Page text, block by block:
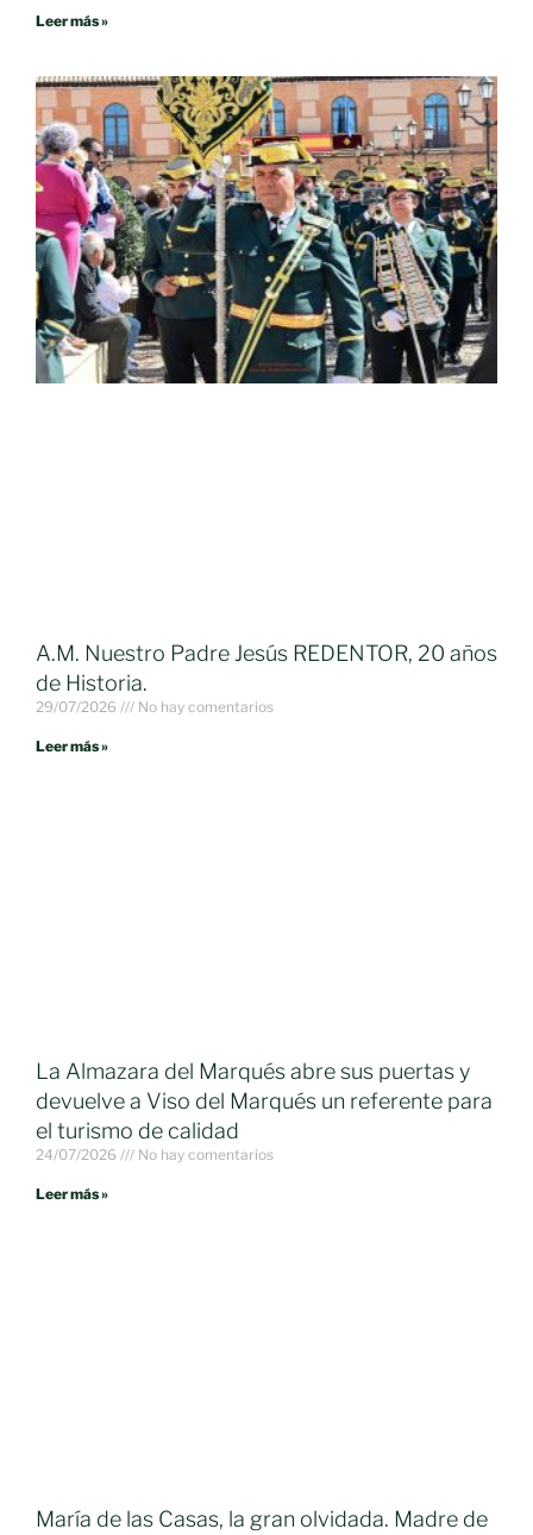
Leer más »
A.M. Nuestro Padre Jesús REDENTOR, 20 años
de Historia.
29/07/2026 No hay comentarios
Leer más »
La Almazara del Marqués abre sus puertas y
devuelve a Viso del Marqués un referente para
el turismo de calidad
24/07/2026 No hay comentarios
Leer más »
María de las Casas, la gran olvidada. Madre de